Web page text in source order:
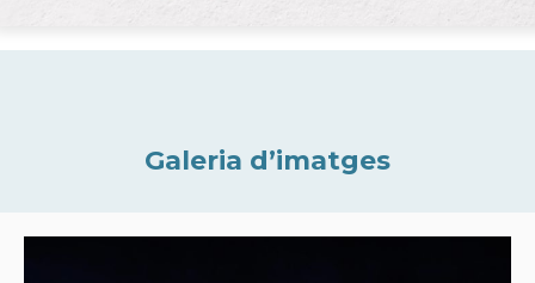
Galeria d’imatges